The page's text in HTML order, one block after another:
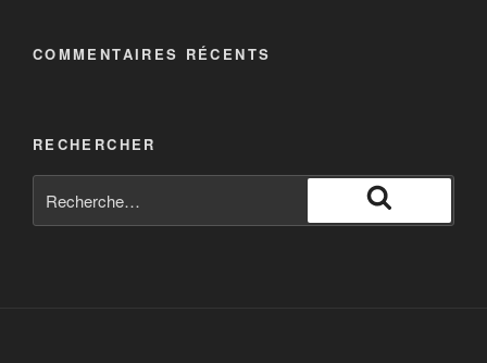
COMMENTAIRES RÉCENTS
RECHERCHER